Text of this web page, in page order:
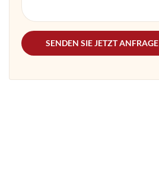
SENDEN SIE JETZT ANFRAGE